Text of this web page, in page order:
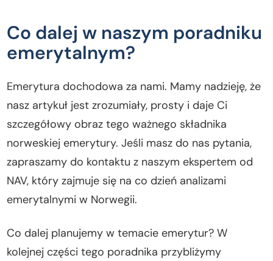
Co dalej w naszym poradniku
emerytalnym?
Emerytura dochodowa za nami. Mamy nadzieję, że
nasz artykuł jest zrozumiały, prosty i daje Ci
szczegółowy obraz tego ważnego składnika
norweskiej emerytury. Jeśli masz do nas pytania,
zapraszamy do kontaktu z naszym ekspertem od
NAV, który zajmuje się na co dzień analizami
emerytalnymi w Norwegii.
Co dalej planujemy w temacie emerytur? W
kolejnej części tego poradnika przybliżymy